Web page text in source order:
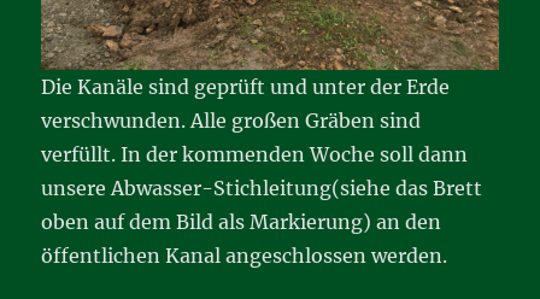
Die Kanäle sind geprüft und unter der Erde
verschwunden. Alle großen Gräben sind
verfüllt. In der kommenden Woche soll dann
unsere Abwasser-Stichleitung(siehe das Brett
oben auf dem Bild als Markierung) an den
öffentlichen Kanal angeschlossen werden.